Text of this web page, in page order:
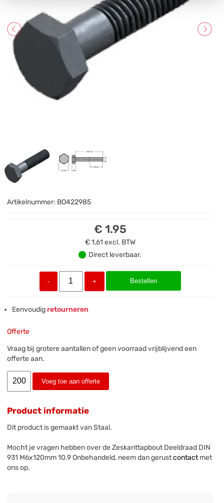
Artikelnummer: BO422985
€ 1.95
€ 1,61 excl. BTW
Direct leverbaar.
- + Bestellen
Eenvoudigretourneren
Offerte
Vraag bij grotere aantallen of geen voorraad vrijblijvend een
offerte aan.
Voeg toe aan offerte
Product informatie
Dit product is gemaakt van Staal.
Mocht je vragen hebben over de Zeskanttapbout Deeldraad DIN
931 M6x120mm 10.9 Onbehandeld, neem dan gerustcontactmet
ons op.